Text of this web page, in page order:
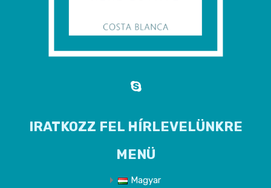
IRATKOZZ FEL HÍRLEVELÜNKRE
MENÜ
Magyar